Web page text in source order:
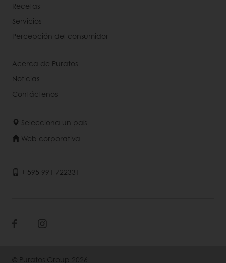
Recetas
Servicios
Percepción del consumidor
Acerca de Puratos
Noticias
Contáctenos
Selecciona un país
Web corporativa
+ 595 991 722331
© Puratos Group 2026